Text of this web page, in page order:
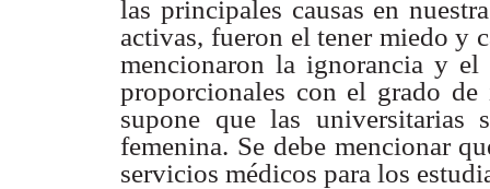
las principales causas en nuestra
activas, fueron el tener miedo y
mencionaron la ignorancia y el
proporcionales con el grado
supone que las universitarias
femenina. Se debe mencionar
servicios médicos para los